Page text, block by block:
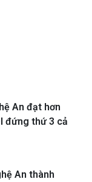
An đạt hơn
đứng thứ 3 cả
An thành